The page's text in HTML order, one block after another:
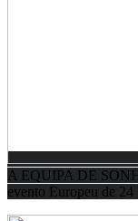
A EQUIPA DE
evento Europeu de 24